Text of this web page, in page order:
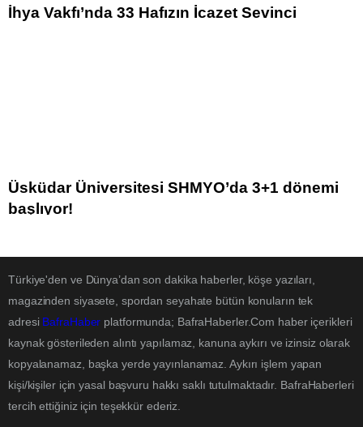
İhya Vakfı’nda 33 Hafızın İcazet Sevinci
Üsküdar Üniversitesi SHMYO’da 3+1 dönemi
başlıyor!
Türkiye'den ve Dünya’dan son dakika haberler, köşe yazıları,
magazinden siyasete, spordan seyahate bütün konuların tek
adresi BafraHaber platformunda; BafraHaberler.Com haber içerikleri
kaynak gösterileden alıntı yapılamaz, kanuna aykırı ve izinsiz olarak
kopyalanamaz, başka yerde yayınlanamaz. Aykırı işlem yapan
kişi/kişiler için yasal başvuru hakkı saklı tutulmaktadır. BafraHaberleri
tercih ettiğiniz için teşekkür ederiz.